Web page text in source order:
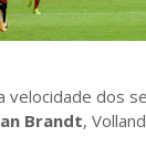
velocidade dos
Brandt,